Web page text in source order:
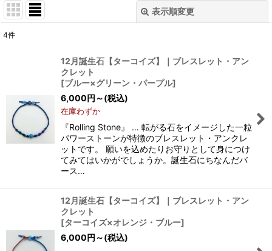
表示順変更
4件
12月誕生石【ターコイズ】｜ブレスレット・アン
クレット
[ブルー×グリーン・パープル]
6,000円 ～(税込)
在庫わずか
『Rolling Stone』 … 転がる石をイメージした一粒
パワーストーンが特徴のブレスレット・アンクレ
ットです。 願いを込めたりお守りとして身につけ
てみてはいかがでしょうか。誕生石にちなんだバ
ース…
12月誕生石【ターコイズ】｜ブレスレット・アン
クレット
[ターコイズ×オレンジ・ブルー]
6,000円 ～(税込)